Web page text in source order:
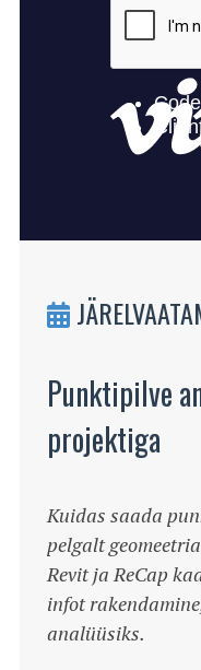
Punktipilve
projektiga
Kuidas saada
pelgalt
Revit ja ReCap
infot
analüüsiks.